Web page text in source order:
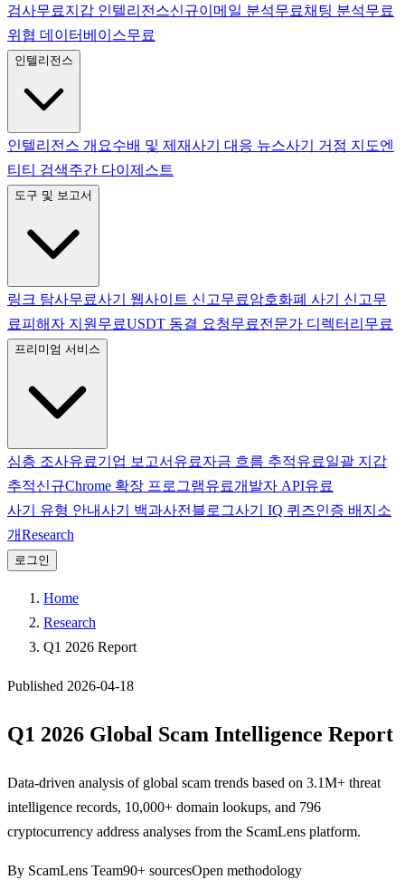
검사무료지갑 인텔리전스신규이메일 분석무료채팅 분석무료
위협 데이터베이스무료
인텔리전스
인텔리전스 개요수배 및 제재사기 대응 뉴스사기 거점 지도엔
티티 검색주간 다이제스트
도구 및 보고서
링크 탐사무료사기 웹사이트 신고무료암호화폐 사기 신고무
료피해자 지원 무료USDT 동결 요청무료전문가 디렉터리 무료
프리미엄 서비스
심층 조사유료기업 보고서 유료자금 흐름 추적유료일괄 지갑
추적신규Chrome 확장 프로그램유료개발자 API유료
사기 유형 안내사기 백과사전 블로그사기 IQ 퀴즈인증 배지 소
개Research
로그인
Home
Research
Q1 2026 Report
Published 2026-04-18
Q1 2026 Global Scam Intelligence Report
Data-driven analysis of global scam trends based on 3.1M+ threat
intelligence records, 10,000+ domain lookups, and 796
cryptocurrency address analyses from the ScamLens platform.
By ScamLens Team90+ sourcesOpen methodology